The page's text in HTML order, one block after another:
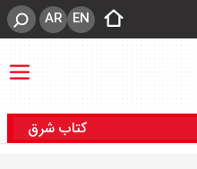
EN
AR
کتاب شرق